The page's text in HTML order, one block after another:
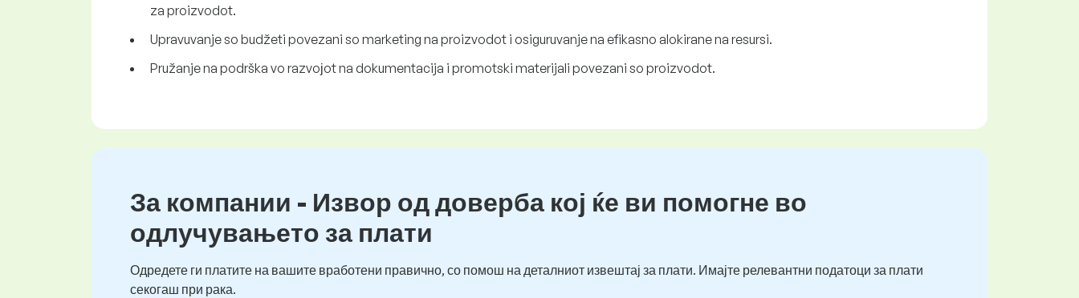
za proizvodot.
Upravuvanje so budžeti povezani so marketing na proizvodot i osiguruvanje na efikasno alokirane na resursi.
Pružanje na podrška vo razvoјot na dokumentacija i promotski materijali povezani so proizvodot.
За компании - Извор од доверба кој ќе ви помогне во
одлучувањето за плати
Одредете ги платите на вашите вработени правично, со помош на деталниот извештај за плати. Имајте релевантни податоци за плати
секогаш при рака.